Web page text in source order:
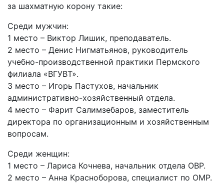
за шахматную корону такие:
Среди мужчин:
1 место – Виктор Лишик, преподаватель.
2 место – Денис Нигматьянов, руководитель
учебно-производственной практики Пермского
филиала «ВГУВТ».
3 место – Игорь Пастухов, начальник
административно-хозяйственный отдела.
4 место – Фарит Салимзебаров, заместитель
директора по организационным и хозяйственным
вопросам.
Среди женщин:
1 место – Лариса Кочнева, начальник отдела ОВР.
2 место – Анна Красноборова, специалист по ОМР.